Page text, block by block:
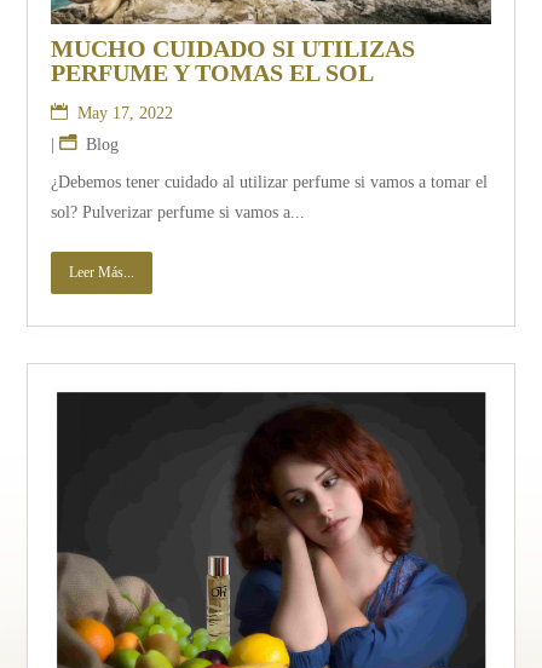
MUCHO CUIDADO SI UTILIZAS
PERFUME Y TOMAS EL SOL
May 17, 2022
|
Blog
¿Debemos tener cuidado al utilizar perfume si vamos a tomar el
sol? Pulverizar perfume si vamos a...
Leer Más...